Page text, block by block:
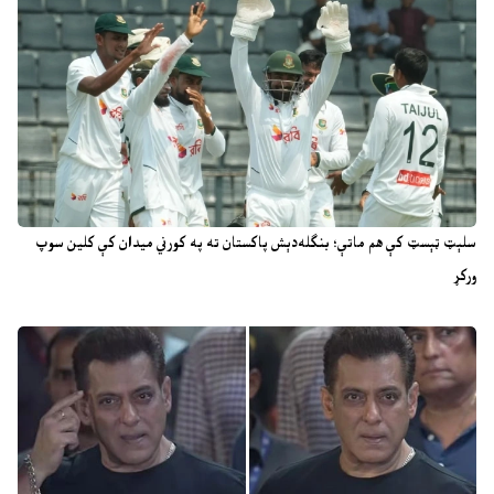
سلېټ ټېسټ کې هم ماتې؛ بنګله‌دېش پاکستان ته په کورني میدان کې کلین سوپ
ورکړ